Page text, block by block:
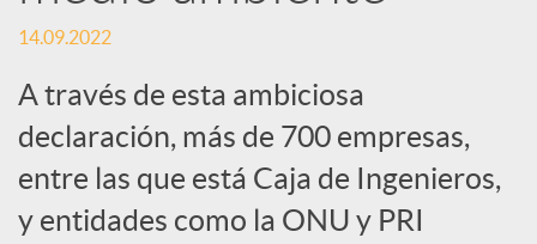
c
i
a
14.09.2022
A través de esta ambiciosa
declaración, más de 700 empresas,
entre las que está Caja de Ingenieros,
y entidades como la ONU y PRI